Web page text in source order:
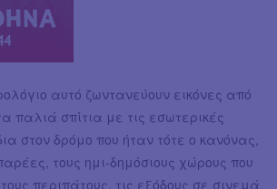
αυτό ζωντανεύουν εικόνες από
παλιά σπίτια με τις εσωτερικές
στον δρόμο που ήταν τότε ο κανόνας,
τους ημι-δημόσιους χώρους που
περιπάτους, τις εξόδους σε σινεμά,